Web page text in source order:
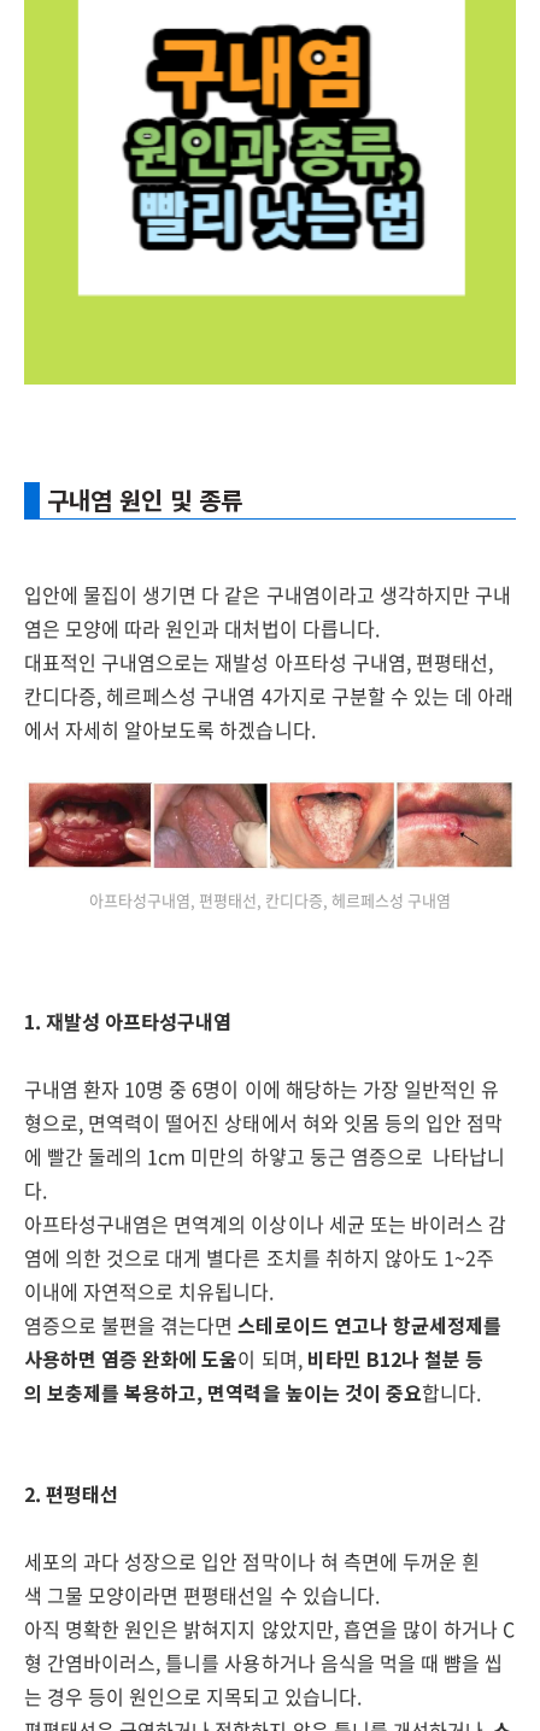
구내염 원인 및 종류
입안에 물집이 생기면 다 같은 구내염이라고 생각하지만 구내
염은 모양에 따라 원인과 대처법이 다릅니다.
대표적인 구내염으로는 재발성 아프타성 구내염, 편평태선,
칸디다증, 헤르페스성 구내염 4가지로 구분할 수 있는 데 아래
에서 자세히 알아보도록 하겠습니다.
아프타성구내염, 편평태선, 칸디다증, 헤르페스성 구내염
1. 재발성 아프타성구내염
구내염 환자 10명 중 6명이 이에 해당하는 가장 일반적인 유
형으로, 면역력이 떨어진 상태에서 혀와 잇몸 등의 입안 점막
에 빨간 둘레의 1cm 미만의 하얗고 둥근 염증으로 나타납니
다.
아프타성구내염은 면역계의 이상이나 세균 또는 바이러스 감
염에 의한 것으로 대게 별다른 조치를 취하지 않아도 1~2주
이내에 자연적으로 치유됩니다.
염증으로 불편을 겪는다면스테로이드 연고나 항균세정제를
사용하면 염증 완화에 도움이 되며, 비타민 B12나 철분 등
의 보충제를 복용하고, 면역력을 높이는 것이 중요합니다.
2. 편평태선
세포의 과다 성장으로 입안 점막이나 혀 측면에 두꺼운 흰
색 그물 모양이라면 편평태선일 수 있습니다.
아직 명확한 원인은 밝혀지지 않았지만, 흡연을 많이 하거나 C
형 간염바이러스, 틀니를 사용하거나 음식을 먹을 때 뺨을 씹
는 경우 등이 원인으로 지목되고 있습니다.